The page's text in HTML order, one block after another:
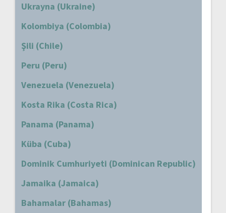
Ukrayna (Ukraine)
Kolombiya (Colombia)
Şili (Chile)
Peru (Peru)
Venezuela (Venezuela)
Kosta Rika (Costa Rica)
Panama (Panama)
Küba (Cuba)
Dominik Cumhuriyeti (Dominican Republic)
Jamaika (Jamaica)
Bahamalar (Bahamas)